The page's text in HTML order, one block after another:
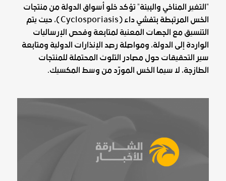
"التغير المناخي والبيئة" تؤكد خلو أسواق الدولة من منتجات
الخس المرتبطة بتفشي داء (Cyclosporiasis)، حيث يتم
التنسيق مع الجهات المعنية لمتابعة وفحص الإرساليات
الواردة إلى الدولة، ومواصلة رصد الإنذارات الدولية ومتابعة
سير التحقيقات حول مصادر التلوث المحتملة للمنتجات
الطازجة، لا سيما الخس المورّد من وسط المكسيك.